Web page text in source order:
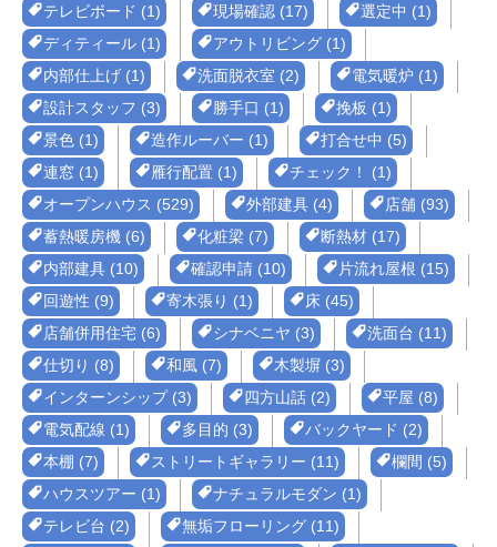
テレビボード (1)
現場確認 (17)
選定中 (1)
ディティール (1)
アウトリビング (1)
内部仕上げ (1)
洗面脱衣室 (2)
電気暖炉 (1)
設計スタッフ (3)
勝手口 (1)
挽板 (1)
景色 (1)
造作ルーバー (1)
打合せ中 (5)
連窓 (1)
雁行配置 (1)
チェック！ (1)
オープンハウス (529)
外部建具 (4)
店舗 (93)
蓄熱暖房機 (6)
化粧梁 (7)
断熱材 (17)
内部建具 (10)
確認申請 (10)
片流れ屋根 (15)
回遊性 (9)
寄木張り (1)
床 (45)
店舗併用住宅 (6)
シナベニヤ (3)
洗面台 (11)
仕切り (8)
和風 (7)
木製塀 (3)
インターンシップ (3)
四方山話 (2)
平屋 (8)
電気配線 (1)
多目的 (3)
バックヤード (2)
本棚 (7)
ストリートギャラリー (11)
欄間 (5)
ハウスツアー (1)
ナチュラルモダン (1)
テレビ台 (2)
無垢フローリング (11)